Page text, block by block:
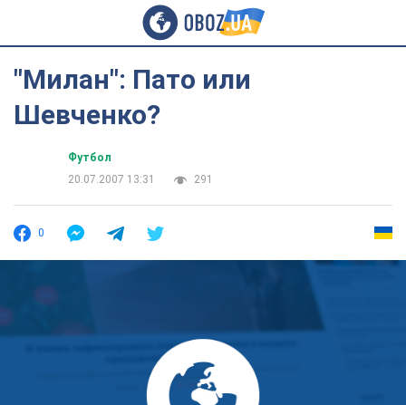
"Милан": Пато или
Шевченко?
Футбол
20.07.2007 13:31
291
0